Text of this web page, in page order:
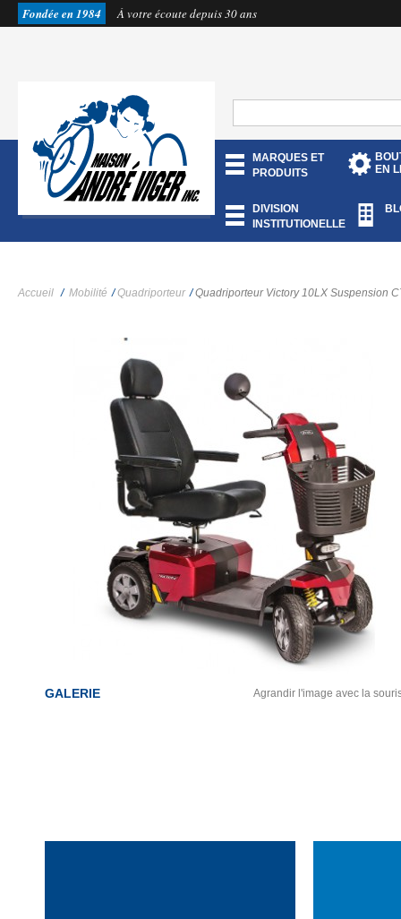
Fondée en 1984 À votre écoute depuis 30 ans
MARQUES ET
PRODUITS
EN
DIVISION
INSTITUTIONELLE
Accueil / Mobilité / Quadriporteur / Quadriporteur Victory 10LX Suspension
GALERIE Agrandir l'image avec la